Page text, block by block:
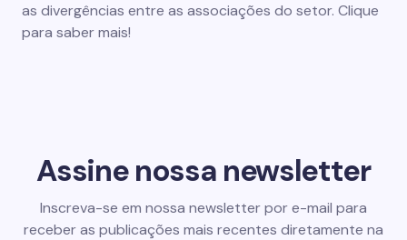
as divergências entre as associações do setor. Clique
para saber mais!
Assine nossa newsletter
Inscreva-se em nossa newsletter por e-mail para
receber as publicações mais recentes diretamente na